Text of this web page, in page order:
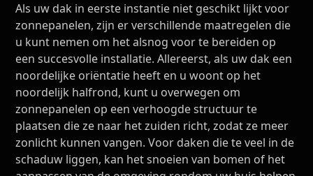
Als uw dak in eerste instantie niet geschikt lijkt voor
zonnepanelen, zijn er verschillende maatregelen die
u kunt nemen om het alsnog voor te bereiden op
een succesvolle installatie. Allereerst, als uw dak een
noordelijke oriëntatie heeft en u woont op het
noordelijk halfrond, kunt u overwegen om
zonnepanelen op een verhoogde structuur te
plaatsen die ze naar het zuiden richt, zodat ze meer
zonlicht kunnen vangen. Voor daken die te veel in de
schaduw liggen, kan het snoeien van bomen of het